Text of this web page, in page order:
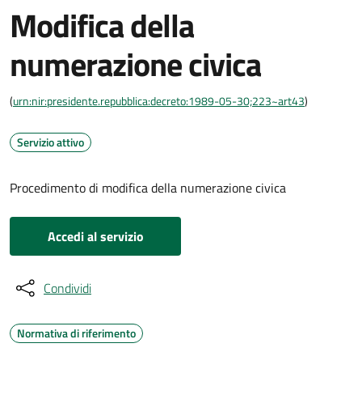
Modifica della
numerazione civica
(urn:nir:presidente.repubblica:decreto:1989-05-30;223~art43)
Servizio attivo
Procedimento di modifica della numerazione civica
Accedi al servizio
Condividi
Normativa di riferimento